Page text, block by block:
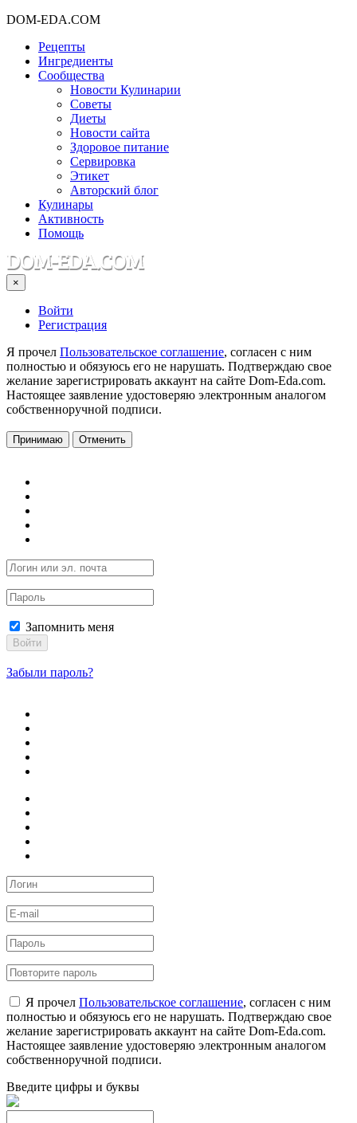
DOM-EDA.COM
Рецепты
Ингредиенты
Сообщества
Новости Кулинарии
Советы
Диеты
Новости сайта
Здоровое питание
Сервировка
Этикет
Авторский блог
Кулинары
Активность
Помощь
×
Войти
Регистрация
Я прочел Пользовательское соглашение, согласен с ним
полностью и обязуюсь его не нарушать. Подтверждаю свое
желание зарегистрировать аккаунт на сайте Dom-Eda.com.
Настоящее заявление удостоверяю электронным аналогом
собственноручной подписи.
Принимаю Отменить
Запомнить меня
Войти
Забыли пароль?
Я прочел Пользовательское соглашение, согласен с ним
полностью и обязуюсь его не нарушать. Подтверждаю свое
желание зарегистрировать аккаунт на сайте Dom-Eda.com.
Настоящее заявление удостоверяю электронным аналогом
собственноручной подписи.
Введите цифры и буквы